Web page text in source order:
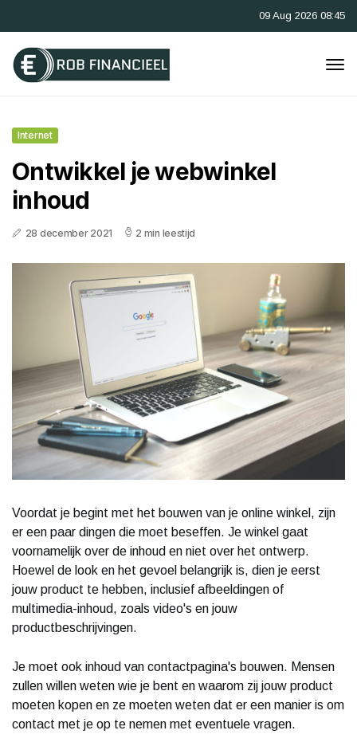
09 Aug 2026 08:45
Internet
Ontwikkel je webwinkel
inhoud
28 december 2021 2 min leestijd
Voordat je begint met het bouwen van je online winkel, zijn
er een paar dingen die moet beseffen. Je winkel gaat
voornamelijk over de inhoud en niet over het ontwerp.
Hoewel de look en het gevoel belangrijk is, dien je eerst
jouw product te hebben, inclusief afbeeldingen of
multimedia-inhoud, zoals video's en jouw
productbeschrijvingen.
Je moet ook inhoud van contactpagina's bouwen. Mensen
zullen willen weten wie je bent en waarom zij jouw product
moeten kopen en ze moeten weten dat er een manier is om
contact met je op te nemen met eventuele vragen.